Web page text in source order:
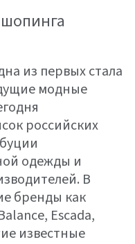
из первых стала
модные
российских
одежды и
В
бренды как
Escada,
известные